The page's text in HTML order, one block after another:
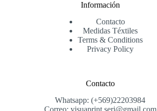
Información
Contacto
Medidas Téxtiles
Terms & Conditions
Privacy Policy
Contacto
Whatsapp: (+569)22203984
Correo: visuaprint.seri@gmail.com